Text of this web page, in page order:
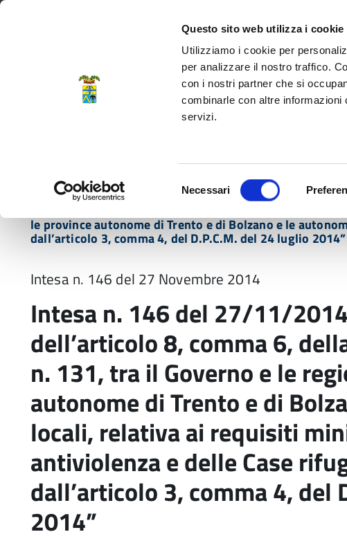
Questo sito web utilizza i cookie
Utilizziamo i cookie per
per analizzare il nostro traffico.
con i nostri partner che si
combinarle con altre
servizi.
Necessari
Provincia di Modena
le province autonome di Trento e di Bolzano e le
dall’articolo 3, comma 4, del D.P.C.M. del 24 luglio 2014”
Intesa n. 146 del 27 Novembre 2014
Intesa n. 146 del 27/11/
dell’articolo 8, comma 6,
n. 131, tra il Governo e le
autonome di Trento e di
locali, relativa ai requisiti
antiviolenza e delle Case
dall’articolo 3, comma 4, del
2014”